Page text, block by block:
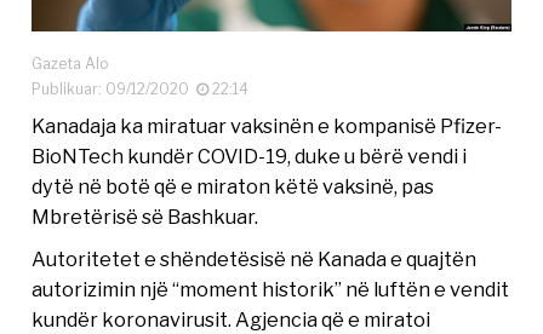
Gazeta Alo
Publikuar: 09/12/2020
22:14
Kanadaja ka miratuar vaksinën e kompanisë Pfizer-
BioNTech kundër COVID-19, duke u bërë vendi i
dytë në botë që e miraton këtë vaksinë, pas
Mbretërisë së Bashkuar.
Autoritetet e shëndetësisë në Kanada e quajtën
autorizimin një “moment historik” në luftën e vendit
kundër koronavirusit. Agjencia që e miratoi